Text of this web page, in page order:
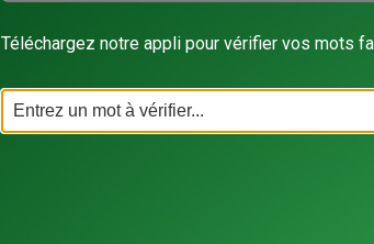
Téléchargez notre appli pour vérifier vos mots